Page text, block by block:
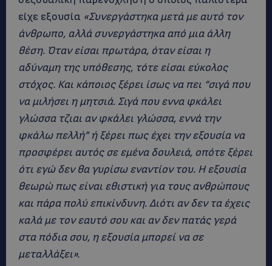
είχε εξουσία «Συνεργάστηκα μετά με αυτό τον
άνθρωπο, αλλά συνεργάστηκα από μια άλλη
θέση. Όταν είσαι πρωτάρα, όταν είσαι η
αδύναμη της υπόθεσης, τότε είσαι εύκολος
στόχος. Και κάποιος ξέρει ίσως να πει “σιγά που
να μιλήσει η μητσιά. Σιγά που εννα φκάλει
γλώσσα τζιαι αν φκάλει γλώσσα, εννά την
φκάλω πελλή” ή ξέρει πως έχει την εξουσία να
προσφέρει αυτός σε εμένα δουλειά, οπότε ξέρει
ότι εγώ δεν θα γυρίσω εναντίον του. Η εξουσία
θεωρώ πως είναι εθιστική για τους ανθρώπους
και πάρα πολύ επικίνδυνη. Διότι αν δεν τα έχεις
καλά με τον εαυτό σου και αν δεν πατάς γερά
στα πόδια σου, η εξουσία μπορεί να σε
μεταλλάξει».